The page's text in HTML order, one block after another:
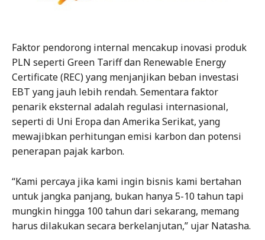
Faktor pendorong internal mencakup inovasi produk
PLN seperti Green Tariff dan Renewable Energy
Certificate (REC) yang menjanjikan beban investasi
EBT yang jauh lebih rendah. Sementara faktor
penarik eksternal adalah regulasi internasional,
seperti di Uni Eropa dan Amerika Serikat, yang
mewajibkan perhitungan emisi karbon dan potensi
penerapan pajak karbon.
“Kami percaya jika kami ingin bisnis kami bertahan
untuk jangka panjang, bukan hanya 5-10 tahun tapi
mungkin hingga 100 tahun dari sekarang, memang
harus dilakukan secara berkelanjutan,” ujar Natasha.